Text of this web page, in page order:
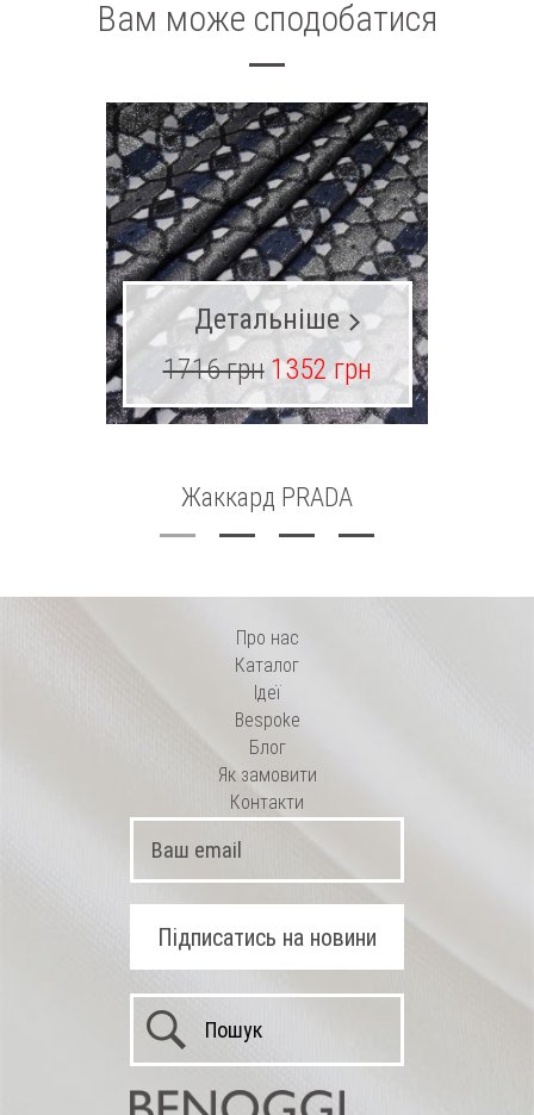
Вам може сподобатися
Жаккард PRADA
Детальніше
1716 грн 1352 грн
Про нас
Каталог
Ідеї
Bespoke
Блог
Як замовити
Контакти